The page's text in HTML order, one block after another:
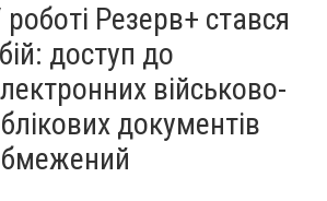
роботі Резерв+ стався
доступ до
військово-
документів